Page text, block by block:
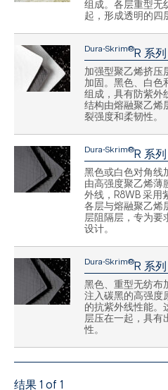
组成。各层重型无
起，形成透明的四
Dura-Skrim®R 系
加强型聚乙烯挤压
加固。黑色、白色
组成，具有防紫外
结构由熔融聚乙烯
裂强度和柔韧性。
Dura-Skrim®R 系
黑色或白色对角线
由高强度聚乙烯薄
外线，R8WB 采用
各层与熔融聚乙烯
层阻隔层，专为要
设计。
Dura-Skrim®R 系
黑色、重型无纺布
注入碳黑的高强度
的抗紫外线性能。
层压在一起，具有
性。
结果 1 of 1